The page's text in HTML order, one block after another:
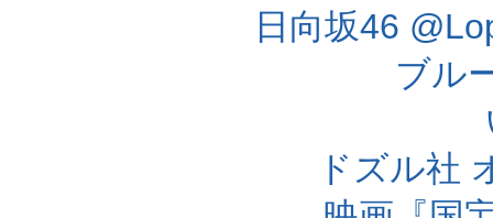
日向坂46
ブル
ドズル社